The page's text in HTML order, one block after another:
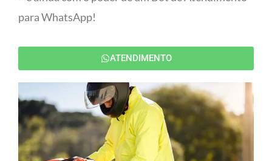
para WhatsApp!
ATENDIMENTO